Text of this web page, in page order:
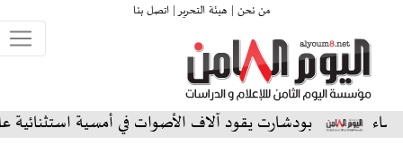
من نحن | هيئة التحرير |اتصل بنا
يقود آلاف الأصوات في أمسية استثنائية على المسرح